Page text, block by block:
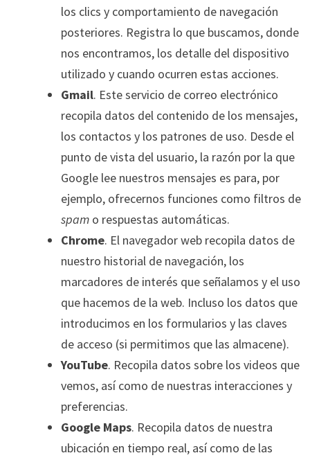
los clics y comportamiento de navegación
posteriores. Registra lo que buscamos, donde
nos encontramos, los detalle del dispositivo
utilizado y cuando ocurren estas acciones.
Gmail. Este servicio de correo electrónico
recopila datos del contenido de los mensajes,
los contactos y los patrones de uso. Desde el
punto de vista del usuario, la razón por la que
Google lee nuestros mensajes es para, por
ejemplo, ofrecernos funciones como filtros de
spam o respuestas automáticas.
Chrome. El navegador web recopila datos de
nuestro historial de navegación, los
marcadores de interés que señalamos y el uso
que hacemos de la web. Incluso los datos que
introducimos en los formularios y las claves
de acceso (si permitimos que las almacene).
YouTube. Recopila datos sobre los videos que
vemos, así como de nuestras interacciones y
preferencias.
Google Maps. Recopila datos de nuestra
ubicación en tiempo real, así como de las